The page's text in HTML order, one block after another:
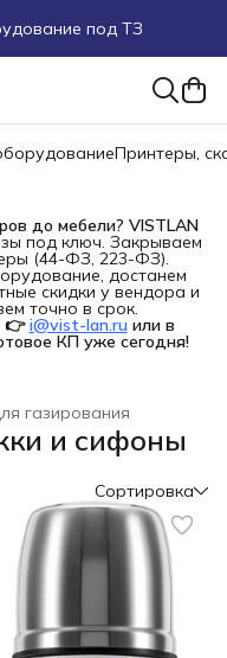
под ТЗ
работы
или в чат Принтеры,
до мебели? VISTLAN
под ключ. Закрываем
(44-ФЗ, 223-ФЗ).
достанем
скидки у вендора и
точно в срок.
👉 i@vist-lan.ru или в
КП уже сегодня!
газирования
и сифоны
Сортировка